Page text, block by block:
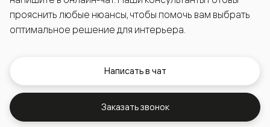
прояснить любые нюансы, чтобы помочь вам выбрать
оптимальное решение для интерьера.
Написать в чат
Заказать звонок